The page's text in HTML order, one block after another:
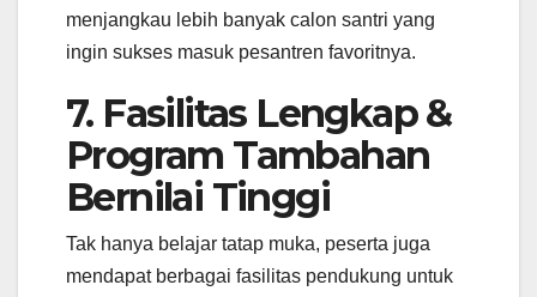
menjangkau lebih banyak calon santri yang
ingin sukses masuk pesantren favoritnya.
7. Fasilitas Lengkap &
Program Tambahan
Bernilai Tinggi
Tak hanya belajar tatap muka, peserta juga
mendapat berbagai fasilitas pendukung untuk